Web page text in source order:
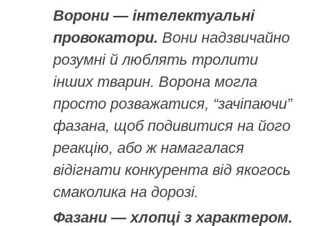
Ворони — інтелектуальні
провокатори. Вони надзвичайно
розумні й люблять тролити
інших тварин. Ворона могла
просто розважатися, “зачіпаючи”
фазана, щоб подивитися на його
реакцію, або ж намагалася
відігнати конкурента від якогось
смаколика на дорозі.
Фазани — хлопці з характером.